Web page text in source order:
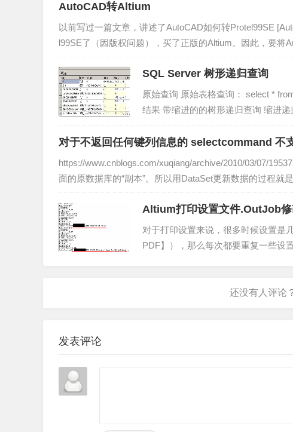
AutoCAD转Altium
以前写过一篇文章，讲述了AutoCAD如何转Protel99SE
l99SE了（因版权问题），买了正版的Altium。因此，要将
旧有效。 还有一个...
SQL Server 树形递归查询
原始查询 原始表格查询： select *
结果 带缩进的的树形递归查询 缩进
否包含子节点的查询结果...
对于不返回任何键列信息的 selectcommand
https://www.cnblogs.com/xuqiang/archive/2010/03/07/
面的原数据库的“副本”。所以用DataSet更新数据的过程就
Altium打印设置文件.OutJob
对于打印设置来说，很多时候设置是
PDF】），那么每次都要重复一些设
发表评论